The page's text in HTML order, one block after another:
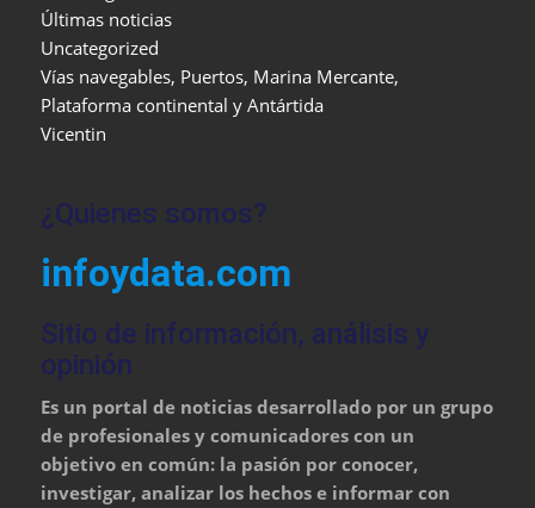
Últimas noticias
Uncategorized
Vías navegables, Puertos, Marina Mercante,
Plataforma continental y Antártida
Vicentin
¿Quienes somos?
infoydata.com
Sitio de información, análisis y
opinión
Es un portal de noticias desarrollado por un grupo
de profesionales y comunicadores con un
objetivo en común: la pasión por conocer,
investigar, analizar los hechos e informar con